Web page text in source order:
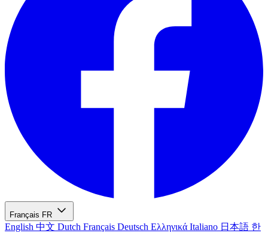
Français FR
English 中文 Dutch Français Deutsch Ελληνικά Italiano 日本語 한